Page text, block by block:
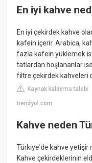
En iyi kahve
En iyi çekirdek kahve
kafein içerir. Arabica,
fazla kafein yüklemek
tatlardan hoşlananlar
filtre çekirdek kahveleri
Kaynak kaldırma talebi
trendyol.com
Kahve neden
Türkiye'de kahve yetişir
Kahve çekirdeklerinin